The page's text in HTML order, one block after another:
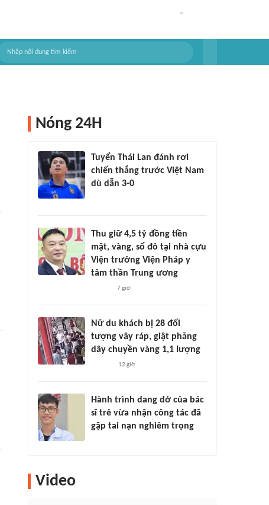
Nóng 24H
Tuyển Thái Lan đánh rơi
chiến thắng trước Việt Nam
dù dẫn 3-0
Thu giữ 4,5 tỷ đồng tiền
mặt, vàng, sổ đỏ tại nhà cựu
Viện trưởng Viện Pháp y
tâm thần Trung ương
7 giờ
Nữ du khách bị 28 đối
tượng vây ráp, giật phăng
dây chuyền vàng 1,1 lượng
12 giờ
Hành trình dang dở của bác
sĩ trẻ vừa nhận công tác đã
gặp tai nạn nghiêm trọng
Video